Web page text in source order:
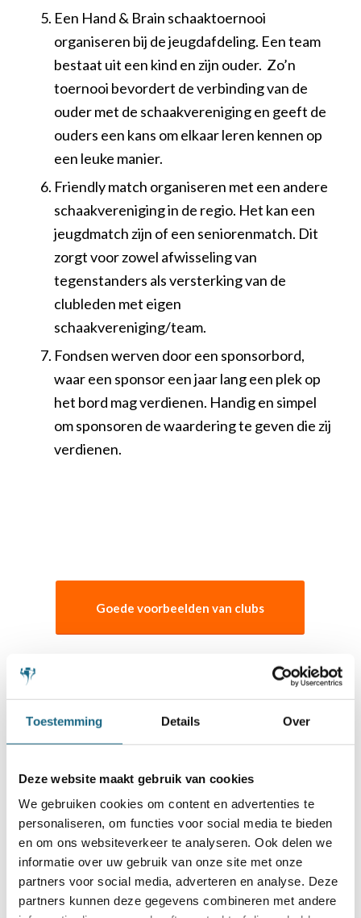
Toestemming Details Over
Deze website maakt gebruik van cookies
We gebruiken cookies om content en advertenties te
personaliseren, om functies voor social media te bieden
en om ons websiteverkeer te analyseren. Ook delen we
informatie over uw gebruik van onze site met onze
partners voor social media, adverteren en analyse. Deze
partners kunnen deze gegevens combineren met andere
Een Hand & Brain schaaktoernooi
organiseren bij de jeugdafdeling. Een team
bestaat uit een kind en zijn ouder. Zo’n
toernooi bevordert de verbinding van de
ouder met de schaakvereniging en geeft de
ouders een kans om elkaar leren kennen op
een leuke manier.
Friendly match organiseren met een andere
schaakvereniging in de regio. Het kan een
jeugdmatch zijn of een seniorenmatch. Dit
zorgt voor zowel afwisseling van
tegenstanders als versterking van de
clubleden met eigen
schaakvereniging/team.
Fondsen werven door een sponsorbord,
waar een sponsor een jaar lang een plek op
het bord mag verdienen. Handig en simpel
om sponsoren de waardering te geven die zij
verdienen.
Goede voorbeelden van clubs
Schaakbond.nl wordt mede mogelijk